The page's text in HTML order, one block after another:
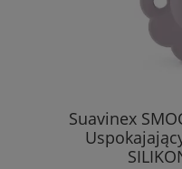
Suavinex